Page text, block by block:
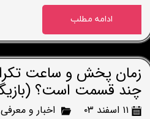
ادامه مطلب
زمان پخش و ساعت
چند قسمت است؟
۱۱ اسفند ۰۳ اخبار و